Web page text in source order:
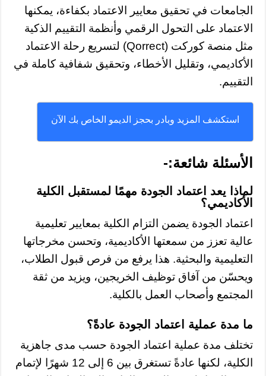
الجامعات في تحقيق معايير الاعتماد بكفاءة، يمكنها
الاعتماد على التحول الرقمي وأنظمة التقييم الذكية
مثل منصة كوركت (Qorrect) لتسريع رحلة الاعتماد
الأكاديمي، وتقليل الأخطاء، وتحقيق شفافية كاملة في
التقييم.
استكشف المزيد وبادر بحجز الديمو الخاص بك الآن
الأسئلة شائعة:-
لماذا يعد اعتماد الجودة مهمًا لمستقبل الكلية
الأكاديمي؟
اعتماد الجودة يضمن التزام الكلية بمعايير تعليمية
عالية تعزز من سمعتها الأكاديمية، وتحسن مخرجاتها
التعليمية والبحثية. هذا يرفع من فرص قبول الطلاب،
ويحسّن من آفاق توظيف الخريجين، ويزيد من ثقة
المجتمع وأصحاب العمل بالكلية.
ما مدة عملية اعتماد الجودة عادةً؟
تختلف مدة عملية اعتماد الجودة حسب مدى جاهزية
الكلية، لكنها عادةً تستغرق بين 6 إلى 12 شهرًا لإتمام